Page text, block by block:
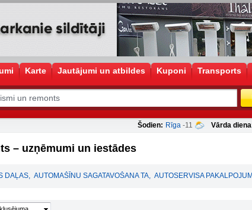
Karte Jautājumi un atbildes Kuponi Transports
Šodien: Rīga -11 Vārda
– uzņēmumi un iestādes
DAĻAS, AUTOMAŠĪNU SAGATAVOŠANA TA, AUTOSERVISA PAKALPOJUMI